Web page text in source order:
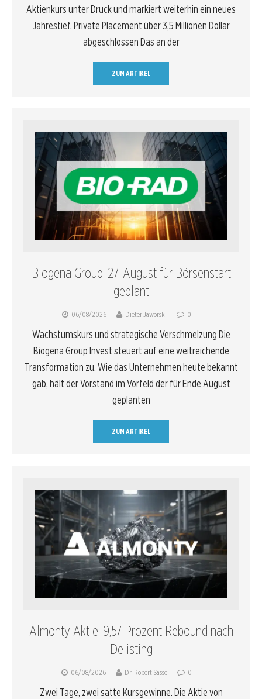
Aktienkurs unter Druck und markiert weiterhin ein neues
Jahrestief. Private Placement über 3,5 Millionen Dollar
abgeschlossen Das an der
ZUM ARTIKEL
Biogena Group: 27. August für Börsenstart
geplant
06/08/2026 Dieter Jaworski 0
Wachstumskurs und strategische Verschmelzung Die
Biogena Group Invest steuert auf eine weitreichende
Transformation zu. Wie das Unternehmen heute bekannt
gab, hält der Vorstand im Vorfeld der für Ende August
geplanten
ZUM ARTIKEL
Almonty Aktie: 9,57 Prozent Rebound nach
Delisting
06/08/2026 Dr. Robert Sasse 0
Zwei Tage, zwei satte Kursgewinne. Die Aktie von